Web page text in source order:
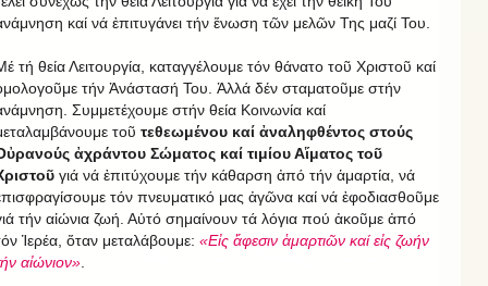
καί νά ἐπιτυγάνει τήν ἕνωση τῶν μελῶν Της μαζί Του.
τή θεία Λειτουργία, καταγγέλουμε τόν θάνατο τοῦ Χριστοῦ καί
τήν Ἀνάστασή Του. Ἀλλά δέν σταματοῦμε στήν
Συμμετέχουμε στήν θεία Κοινωνία καί
τοῦ τεθεωμένου καί ἀναληφθέντος στούς
ἀχράντου Σώματος καί τιμίου Αἵματος τοῦ
γιά νά ἐπιτύχουμε τήν κάθαρση ἀπό τήν ἁμαρτία, νά
τόν πνευματικό μας ἀγῶνα καί νά ἐφοδιασθοῦμε
τήν αἰώνια ζωή. Αὐτό σημαίνουν τά λόγια πού ἀκοῦμε ἀπό
Ἱερέα, ὅταν μεταλάβουμε: «Εἰς ἄφεσιν ἁμαρτιῶν καί εἰς ζωήν
αἰώνιον»